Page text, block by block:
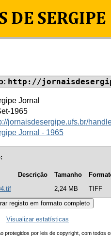
http://
Jornal
1965
jornaisdesergipe.ufs.br/
Jornal - 1965
Descrição Tamanho
2,24 MB TIFF
Visualizar estatísticas
protegidos por leis de copyright, com todos